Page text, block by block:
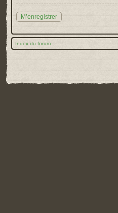
M’enregistrer
Index du forum